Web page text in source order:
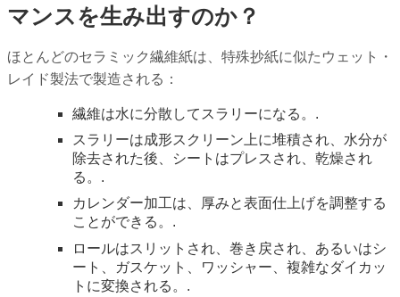
マンスを生み出すのか？
ほとんどのセラミック繊維紙は、特殊抄紙に似たウェット・
レイド製法で製造される：
繊維は水に分散してスラリーになる。.
スラリーは成形スクリーン上に堆積され、水分が
除去された後、シートはプレスされ、乾燥され
る。.
カレンダー加工は、厚みと表面仕上げを調整する
ことができる。.
ロールはスリットされ、巻き戻され、あるいはシ
ート、ガスケット、ワッシャー、複雑なダイカッ
トに変換される。.